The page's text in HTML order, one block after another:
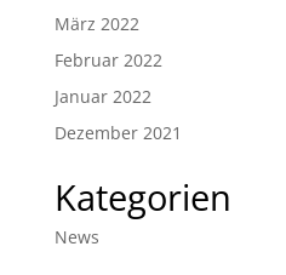
März 2022
Februar 2022
Januar 2022
Dezember 2021
Kategorien
News